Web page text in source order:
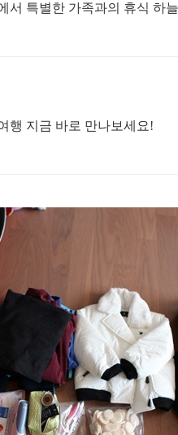
특별한 가족과의 휴식 하
행 지금 바로 만나보세요!